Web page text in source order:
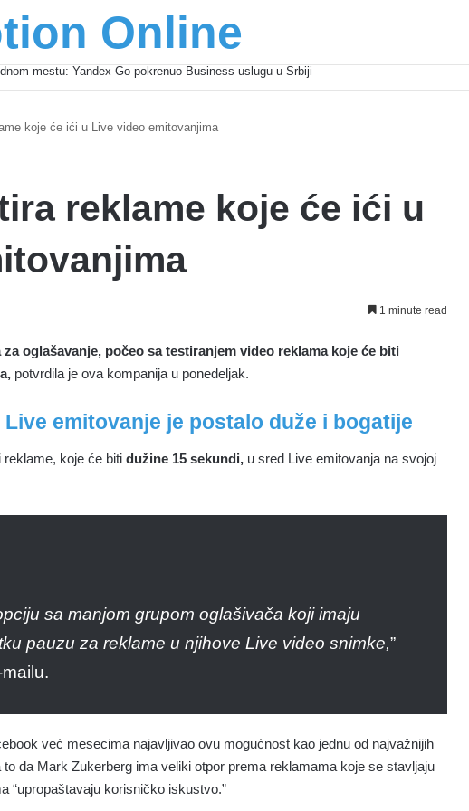
Online
mestu: Yandex Go pokrenuo Business uslugu u Srbiji
koje će ići u Live video emitovanjima
reklame koje će ići u
1 minute read
oglašavanje, počeo sa testiranjem video reklama koje će biti
potvrdila je ova kompanija u ponedeljak.
Live emitovanje je postalo duže i bogatije
koje će biti dužine 15 sekundi, u sred Live emitovanja na svojoj
sa manjom grupom oglašivača koji imaju
pauzu za reklame u njihove Live video snimke,”
već mesecima najavljivao ovu mogućnost kao jednu od najvažnijih
da Mark Zukerberg ima veliki otpor prema reklamama koje se stavljaju
“upropaštavaju korisničko iskustvo.”